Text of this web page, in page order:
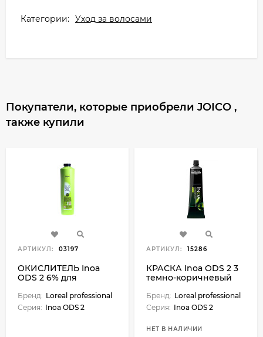
Категории: Уход за волосами
Покупатели, которые приобрели JOICO ,
также купили
АРТИКУЛ: 03197
ОКИСЛИТЕЛЬ Inoa
ODS 2 6% для
мл М
Бренд: Loreal professional
Серия: Inoa ODS 2
АРТИКУЛ: 15286
КРАСКА Inoa ODS 2 3
темно-коричневый
Бренд: Loreal professional
Серия: Inoa ODS 2
НЕТ В НАЛИЧИИ